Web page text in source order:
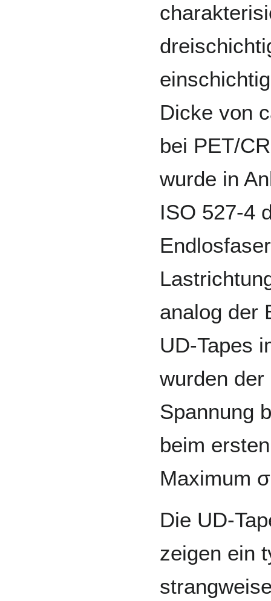
Dicke von
bei PET/
wurde in
ISO 527-4
analog der
UD-Tapes
wurden der
Spannung
beim
Maximum σ
Die UD-
zeigen ein